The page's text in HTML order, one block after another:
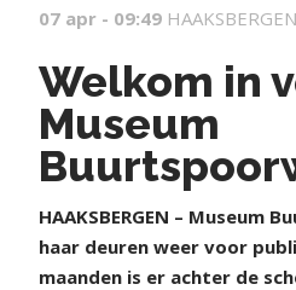
07 apr - 09:49
Welkom in
Museum
HAAKSBERGEN – Museum
haar deuren weer voor
maanden is er achter de